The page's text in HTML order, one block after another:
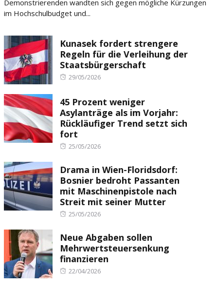
Demonstrierenden wandten sich gegen mögliche Kürzungen
im Hochschulbudget und...
Kunasek fordert strengere
Regeln für die Verleihung der
Staatsbürgerschaft
Posted
29/05/2026
45 Prozent weniger
Asylanträge als im Vorjahr:
Rückläufiger Trend setzt sich
fort
Posted
25/05/2026
Drama in Wien-Floridsdorf:
Bosnier bedroht Passanten
mit Maschinenpistole nach
Streit mit seiner Mutter
Posted
25/05/2026
Neue Abgaben sollen
Mehrwertsteuersenkung
finanzieren
Posted
22/04/2026